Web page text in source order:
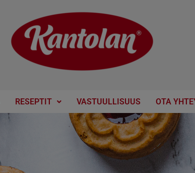
RESEPTIT VASTUULLISUUS OTA